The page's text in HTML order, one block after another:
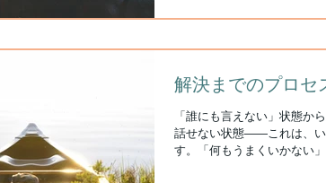
解決までのプロセ
「誰にも言えない」状態から悪循環に 一人
話せない状態――これは、い
す。「何もうまくいかない